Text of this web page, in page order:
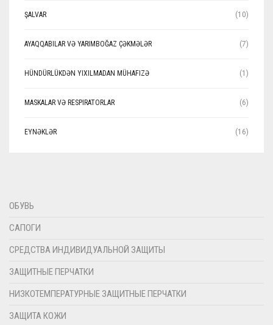
ŞALVAR (10)
AYAQQABILAR VƏ YARIMBOĞAZ ÇƏKMƏLƏR (7)
HÜNDÜRLÜKDƏN YIXILMADAN MÜHAFIZƏ (1)
MASKALAR VƏ RESPIRATORLAR (6)
EYNƏKLƏR (16)
ОБУВЬ
САПОГИ
СРЕДСТВА ИНДИВИДУАЛЬНОЙ ЗАЩИТЫ
ЗАЩИТНЫЕ ПЕРЧАТКИ
НИЗКОТЕМПЕРАТУРНЫЕ ЗАЩИТНЫЕ ПЕРЧАТКИ
ЗАЩИТА КОЖИ